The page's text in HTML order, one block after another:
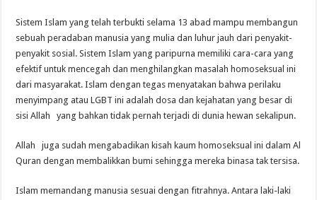
Sistem Islam yang telah terbukti selama 13 abad mampu membangun
sebuah peradaban manusia yang mulia dan luhur jauh dari penyakit-
penyakit sosial. Sistem Islam yang paripurna memiliki cara-cara yang
efektif untuk mencegah dan menghilangkan masalah homoseksual ini
dari masyarakat. Islam dengan tegas menyatakan bahwa perilaku
menyimpang atau LGBT ini adalah dosa dan kejahatan yang besar di
sisi Allah yang bahkan tidak pernah terjadi di dunia hewan sekalipun.
Allah juga sudah mengabadikan kisah kaum homoseksual ini dalam Al
Quran dengan membalikkan bumi sehingga mereka binasa tak tersisa.
Islam memandang manusia sesuai dengan fitrahnya. Antara laki-laki